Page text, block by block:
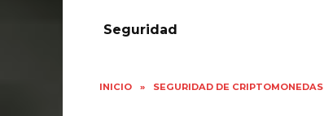
Seguridad
INICIO » SEGURIDAD DE CRIPTOMONEDAS